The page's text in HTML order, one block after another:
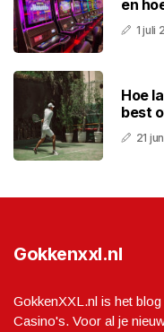
en
1 juli
Hoe
best
21
Gokkenxxl.nl
GokkenXXL.nl is het
Casino's. Voor al je